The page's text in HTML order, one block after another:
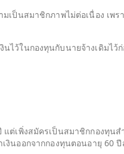
มเป็นสมาชิกภาพไม่ต่อเนื่อง เ
นไว้ในกองทุนกับนายจ้างเดิมไ
ต่เพิ่งสมัครเป็นสมาชิกกองทุน
งินออกจากกองทุนตอนอายุ 60